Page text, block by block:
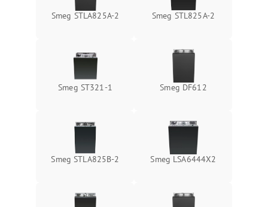
Smeg STLA825A-2 Smeg STL825A-2
Smeg ST321-1 Smeg DF612
Smeg STLA825B-2 Smeg LSA6444X2